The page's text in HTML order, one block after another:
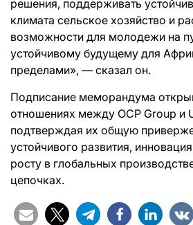
решения, поддерживать
климата сельское хозяйство и
возможности для молодежи на
устойчивому будущему для
пределами», — сказал он.
Подписание меморандума
отношениях между OCP Group и
подтверждая их общую
устойчивого развития,
росту в глобальных
цепочках.